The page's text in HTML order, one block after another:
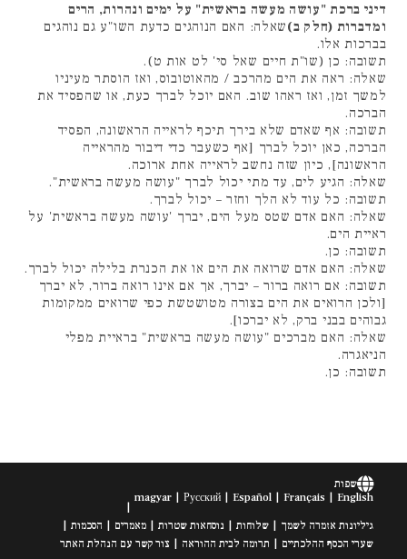
דיני ברכת "עושה מעשה בראשית" על ימים ונהרות, הרים
ומדברות (חלק ב)שאלה: האם הנוהגים כדעת השו"ע גם נוהגים
בברכות אלו.
תשובה: כן (שו"ת חיים שאל סי' לט אות ט).
שאלה: ראה את הים מהרכב / מהאוטובוס, ואז הוסתר מעיניו
למשך זמן, ואז ראהו שוב. האם יוכל לברך כעת, או שהפסיד את
הברכה.
תשובה: אף שאדם שלא בירך תיכף לראייה הראשונה, הפסיד
הברכה, כאן יוכל לברך [אף כשעבר כדי דיבור מהראייה
הראשונה], כיון שזה נחשב לראייה אחת ארוכה.
שאלה: הגיע לים, עד מתי יכול לברך "עושה מעשה בראשית".
תשובה: כל עוד לא הלך וחזר – יכול לברך.
שאלה: האם אדם שטס מעל הים, יברך 'עושה מעשה בראשית' על
ראיית הים.
תשובה: כן.
שאלה: האם אדם שרואה את הים או את הכנרת בלילה יכול לברך.
תשובה: אם רואה ברור – יברך, אך אם אינו רואה ברור, לא יברך
[ולכן הרואים את הים בצורה מטושטשת כפי שרואים ממקומות
גבוהים בבני ברק, לא יברכו].
שאלה: האם מברכים "עושה מעשה בראשית" בראיית מפלי
הניאגרה.
תשובה: כן.
שפות
English
Français
Español
Русский
magyar
גיליונות אזמרה לשמך שלוחות נוסחאות שטרות מאמרים
הסכמות
שערי הכסף ההלכתיים
תרומה לבית ההוראה צור קשר עם הנהלת האתר